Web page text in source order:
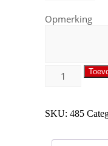
Opmerking
SKU: 485